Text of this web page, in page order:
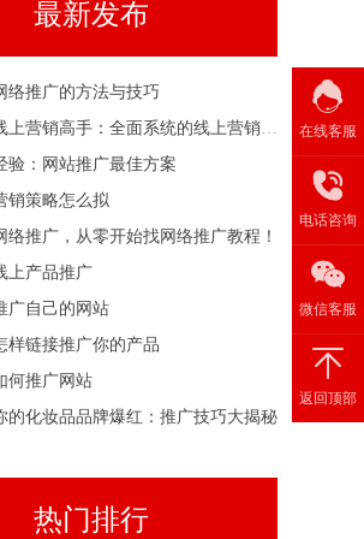
最新发布
络推广的方法与技巧
营销高手：全面系统的线上营销培训
验：网站推广最佳方案
销策略怎么拟
络推广，从零开始找网络推广教程！
上产品推广
广自己的网站
样链接推广你的产品
何推广网站
的化妆品品牌爆红：推广技巧大揭秘
热门排行
在线客服
电话咨询
微信客服
返回顶部